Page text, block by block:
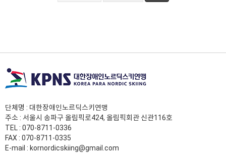
단체명 : 대한장애인노르딕스키연맹
주소 : 서울시 송파구 올림픽로424, 올림픽회관 신관116호
TEL : 070-8711-0336
FAX : 070-8711-0335
E-mail : kornordicskiing@gmail.com